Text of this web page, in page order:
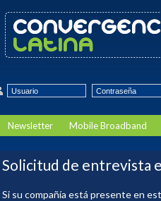
Newsletter Mobile Broadband
Solicitud de entrevista
Si su compañía está presente en